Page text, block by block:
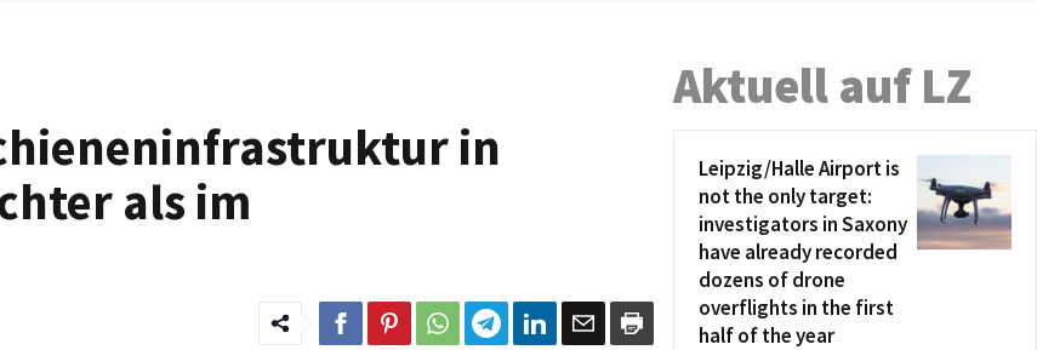
in
als im
Aktuell auf LZ
Leipzig/Halle Airport is
not the only target:
investigators in Saxony
have already recorded
dozens of drone
overflights in the first
half of the year